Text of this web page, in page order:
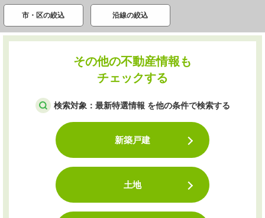
市・区の絞込 沿線の絞込
その他の不動産情報も
チェックする
検索対象：最新特選情報 を他の条件で検索する
新築戸建
土地